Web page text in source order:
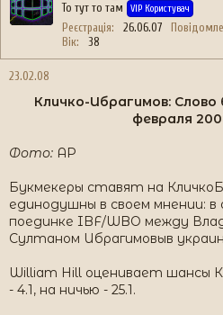
То тут то там VIP Користувач
Реєстрація 26.06.07
Вік
38
23.02.08
Кличко-Ибрагимов:
февраля
Фото: AP
Букмекеры ставят на
единодушны в своем мнении:
поединке IBF/WBO между
Султаном Ибрагимовыв
William Hill оценивает шансы
- 4.1, на ничью - 25.1.